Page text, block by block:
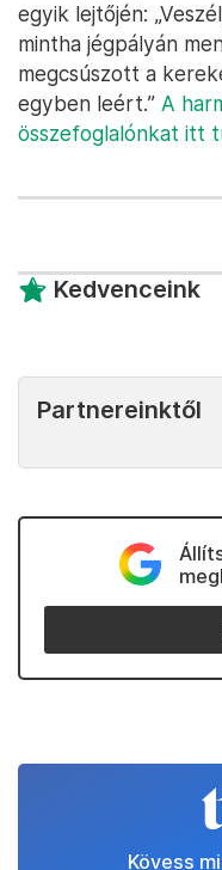
egyik lejtőjén:
mintha jégpályán
megcsúszott a
egyben leért.” A
összefoglalónkat itt
Kedvenceink
Partnereinktől
Kövess